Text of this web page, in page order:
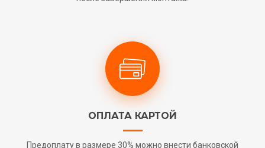
ОПЛАТА КАРТОЙ
Предоплату в размере 30% можно внести банковской